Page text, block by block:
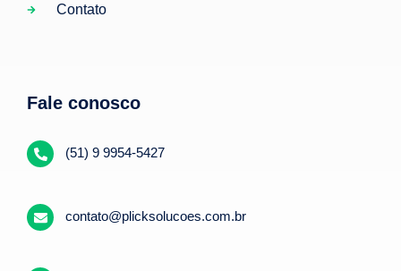
Contato
Fale conosco
(51) 9 9954-5427
contato@plicksolucoes.com.br